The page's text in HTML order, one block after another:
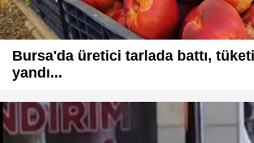
Bursa'da üretici tarlada battı,
yandı...